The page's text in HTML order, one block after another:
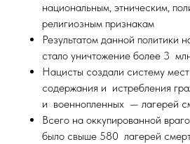
национальным, этническим,
религиозным признакам
Результатом данной политики
стало уничтожение более 3
Нацисты создали систему
содержания и истребления
и военнопленных — лагерей
Всего на оккупированной
было свыше 580 лагерей